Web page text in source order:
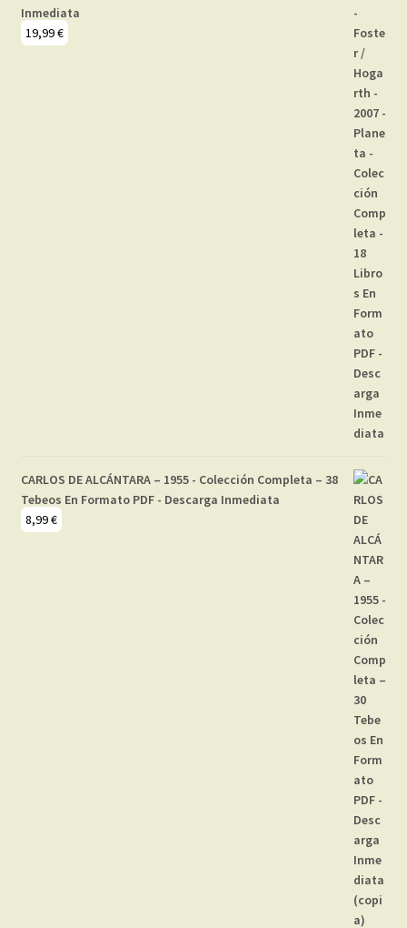
Inmediata
19,99€
CARLOS DE ALCÁNTARA – 1955 - Colección Completa – 38
Tebeos En Formato PDF - Descarga Inmediata
8,99€